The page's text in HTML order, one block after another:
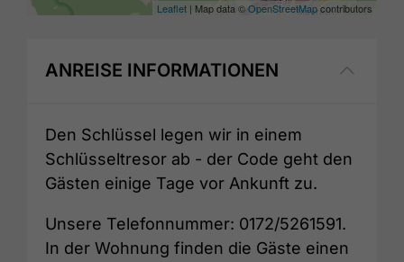
Leaflet | Map data ©OpenStreetMapcontributors
ANREISE INFORMATIONEN
Den Schlüssel legen wir in einem
Schlüsseltresor ab - der Code geht den
Gästen einige Tage vor Ankunft zu.
Unsere Telefonnummer: 0172/5261591.
In der Wohnung finden die Gäste einen